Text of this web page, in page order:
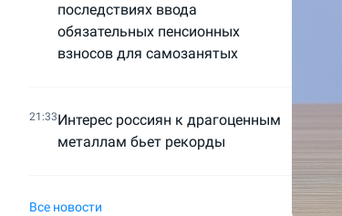
последствиях ввода
обязательных пенсионных
взносов для самозанятых
21:33Интерес россиян к драгоценным
металлам бьет рекорды
Все новости